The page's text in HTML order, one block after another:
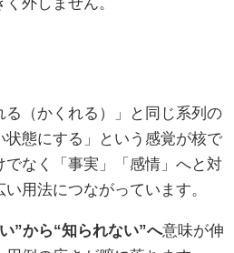
る（かくれる）」と同じ系列の
態にする」という感覚が核で
なく「事実」「感情」へと対
用法につながっています。
”から“知られない”へ意味が伸